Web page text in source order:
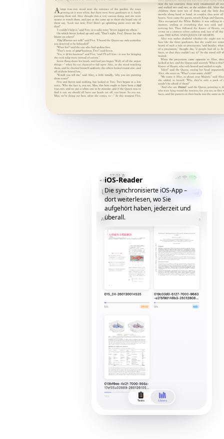
iOS-Reader
Die synchronisierte iOS-App –
dort weiterlesen, wo Sie
aufgehört haben, jederzeit und
überall.